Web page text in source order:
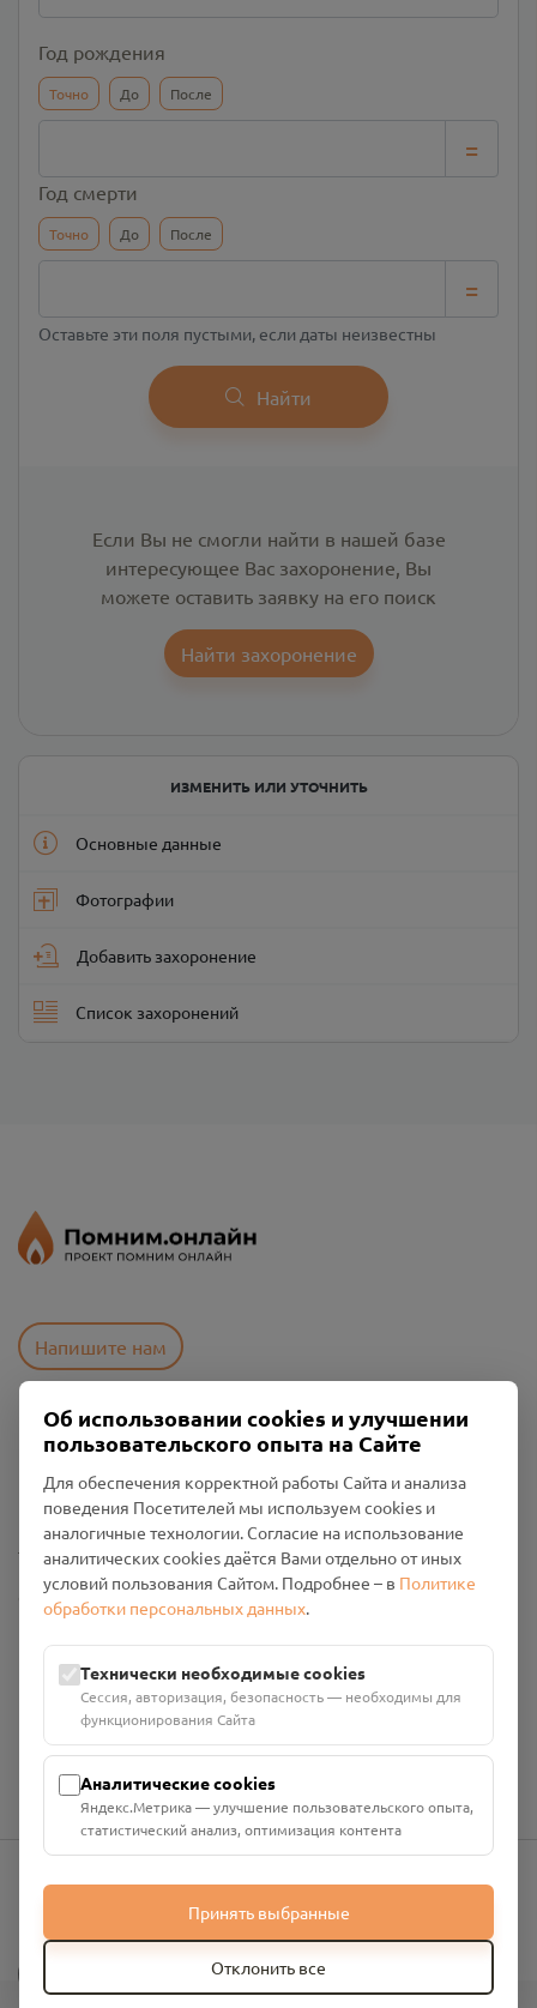
Год рождения
Точно До После
=
Год смерти
Точно До После
=
Оставьте эти поля пустыми, если даты неизвестны
Найти
Если Вы не смогли найти в нашей базе
интересующее Вас захоронение, Вы
можете оставить заявку на его поиск
Найти захоронение
ИЗМЕНИТЬ ИЛИ УТОЧНИТЬ
Основные данные
Фотографии
Добавить захоронение
Список захоронений
Напишите нам
Пользовательское соглашение
Промо-материалы
Настройки cookies
Общество с ограниченной ответственностью «Смоленский
Проект Помним»
ИНН: 6700029207 ОГРН: 1256700001986
Юридический адрес: 216790, Смоленская область, р-н
Руднянский, г. Рудня, улица Западная, д. 26А, пом. 18
Номер счёта: 40702810901130004287 в АО "АЛЬФА-БАНК"
Кор. счёт: 30101810200000000593
info@pomnim.online
Об использовании cookies и улучшении
пользовательского опыта на Сайте
Для обеспечения корректной работы Сайта и анализа
поведения Посетителей мы используем cookies и
аналогичные технологии. Согласие на использование
аналитических cookies даётся Вами отдельно от иных
условий пользования Сайтом. Подробнее – в Политике
обработки персональных данных.
Технически необходимые cookies
Сессия, авторизация, безопасность — необходимы для
функционирования Сайта
Аналитические cookies
Яндекс.Метрика — улучшение пользовательского опыта,
статистический анализ, оптимизация контента
Принять выбранные
Отклонить все